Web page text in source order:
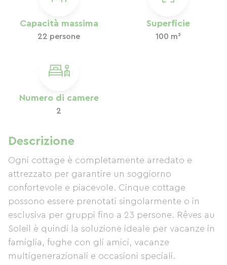
Capacità massima
22 persone
Superficie
100 m²
Numero di camere
2
Descrizione
Ogni cottage è completamente arredato e
attrezzato per garantire un soggiorno
confortevole e piacevole. Cinque cottage
possono essere prenotati singolarmente o in
esclusiva per gruppi fino a 23 persone. Rêves au
Soleil è quindi la soluzione ideale per vacanze in
famiglia, fughe con gli amici, vacanze
multigenerazionali e occasioni speciali.